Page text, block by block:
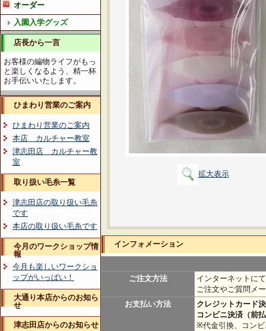
オーダー
入園入学グッズ
店長から一言
お客様の編物ライフがもっ
と楽しくなるよう、精一杯
お手伝いいたします。
ひまわり営業のご案内
ひまわり営業のご案内
本店 カルチャー教室
津志田店 カルチャー教
室
取り扱い毛糸一覧
津志田店の取り扱い毛糸
です
本店の取り扱い毛糸です
今月のワークショップ情
報
今月も楽しいワークショ
ップがいっぱい！
大通り本店からのお知ら
せ
津志田店からのお知らせ
拡大表示
インフォメーション
ご注文方法
インターネットに
ご注文やご質問メ
お支払い方法
クレジットカード
コンビニ決済（前
※代金引換、コン